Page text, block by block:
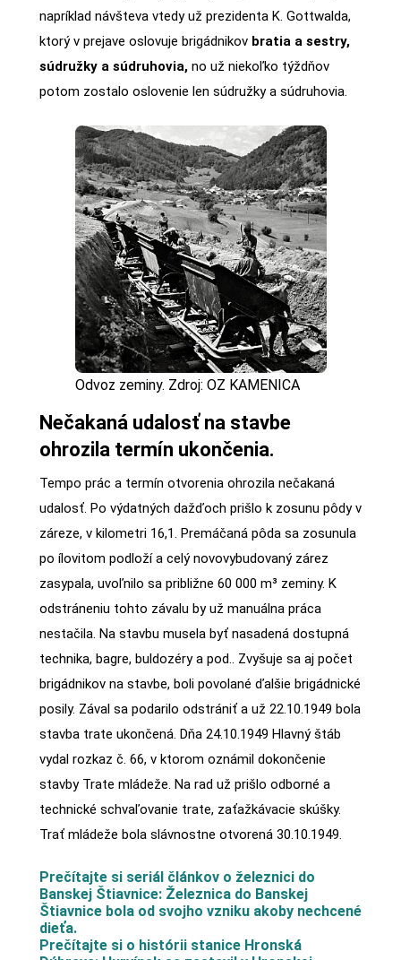
napríklad návšteva vtedy už prezidenta K. Gottwalda,
ktorý v prejave oslovuje brigádnikov bratia a sestry,
súdružky a súdruhovia,no už niekoľko týždňov
potom zostalo oslovenie len súdružky a súdruhovia.
Odvoz zeminy. Zdroj: OZ KAMENICA
Nečakaná udalosť na stavbe
ohrozila termín ukončenia.
Tempo prác a termín otvorenia ohrozila nečakaná
udalosť. Po výdatných dažďoch prišlo k zosunu pôdy v
záreze, v kilometri 16,1. Premáčaná pôda sa zosunula
po ílovitom podloží a celý novovybudovaný zárez
zasypala, uvoľnilo sa približne 60 000 m³ zeminy. K
odstráneniu tohto závalu by už manuálna práca
nestačila. Na stavbu musela byť nasadená dostupná
technika, bagre, buldozéry a pod.. Zvyšuje sa aj počet
brigádnikov na stavbe, boli povolané ďalšie brigádnické
posily. Zával sa podarilo odstrániť a už 22.10.1949 bola
stavba trate ukončená. Dňa 24.10.1949 Hlavný štáb
vydal rozkaz č. 66, v ktorom oznámil dokončenie
stavby Trate mládeže. Na rad už prišlo odborné a
technické schvaľovanie trate, zaťažkávacie skúšky.
Trať mládeže bola slávnostne otvorená 30.10.1949.
Prečítajte si seriál článkov o železnici do
Banskej Štiavnice: Železnica do Banskej
Štiavnice bola od svojho vzniku akoby nechcené
dieťa.
Prečítajte si o histórii stanice Hronská